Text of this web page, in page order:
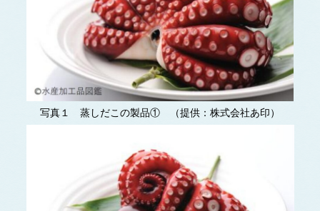
写真１ 蒸しだこの製品① （提供：株式会社あ印）